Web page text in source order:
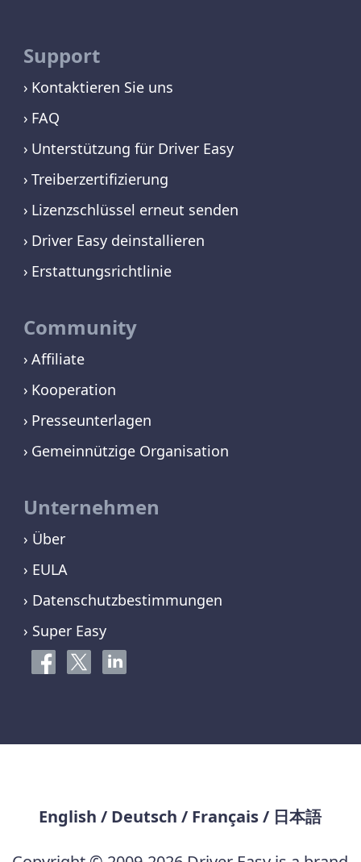
Support
Kontaktieren Sie uns
FAQ
Unterstützung für Driver Easy
Treiberzertifizierung
Lizenzschlüssel erneut senden
Driver Easy deinstallieren
Erstattungsrichtlinie
Community
Affiliate
Kooperation
Presseunterlagen
Gemeinnützige Organisation
Unternehmen
› Über
› EULA
› Datenschutzbestimmungen
› Super Easy
English / Deutsch / Français/ 日本語